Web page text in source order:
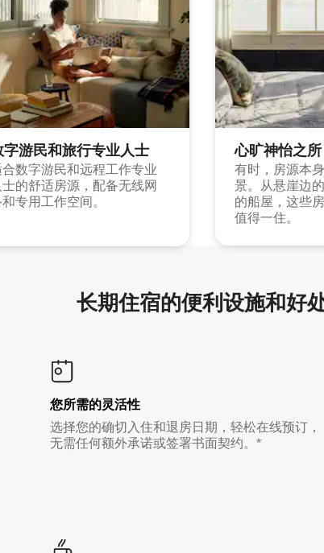
字游民和旅行专业人士
数字游民和远程工作专业
士的舒适房源，配备无线网
专用工作空间。
心旷神怡之所
有时，房源本
景。从悬崖边
的船屋，这些
值得一住。
长期住宿的便利设施和好
您所需的灵活性
选择您的确切入住和退房日期，轻松在线预订，
无需任何额外承诺或签署书面契约。*